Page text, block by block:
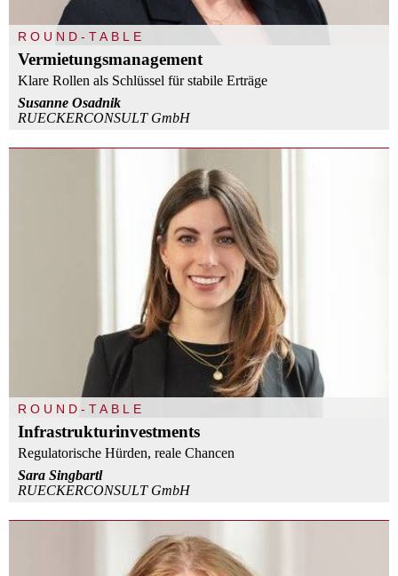
ROUND-TABLE
Vermietungsmanagement
Klare Rollen als Schlüssel für stabile Erträge
Susanne Osadnik
RUECKERCONSULT GmbH
ROUND-TABLE
Infrastrukturinvestments
Regulatorische Hürden, reale Chancen
Sara Singbartl
RUECKERCONSULT GmbH